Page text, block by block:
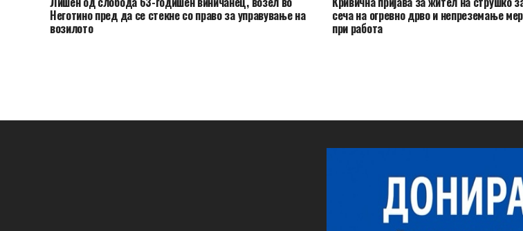
Неготино пред да се стекне со право за управување на
возилото
сеча на огревно дрво и непреземање
при работа